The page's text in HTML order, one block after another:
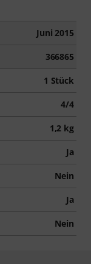
Juni 2015
366865
1 Stück
4/4
1,2 kg
Ja
Nein
Ja
Nein